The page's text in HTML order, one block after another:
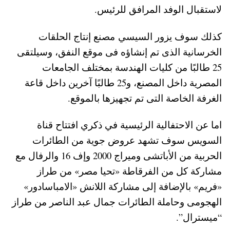
لاستقبال الوفد المرافق للرئيس.
كذلك سوف يزور السيسي مصنع إنتاج الحلقات
الخرسانية الذى تم إنشاؤه فى موقع النفق، وسيلتقى
25 طالبًا من كليات الهندسة بمختلف الجامعات
المصرية داخل المصنع، و25 طالبًا آخرين داخل قاعة
الغرفة الخاصة التى تم تجهيزها بالموقع.
اما عن الاحتفالية الرئيسية في ذكري افتتاح قناة
السويس سوف تشهد عروض جوية من الطائرات
الحربية من الأباتشى وميراج 2000 وإف 16 والرفال مع
مشاركة كل من الفرقاطة «تحيا مصر» من طراز
«فريم» بالإضافة إلى مشاركة اللانش «الامباسادور»
الهجومى وحاملة الطائرات جمال عبد الناصر من طراز
“ميسترال”.